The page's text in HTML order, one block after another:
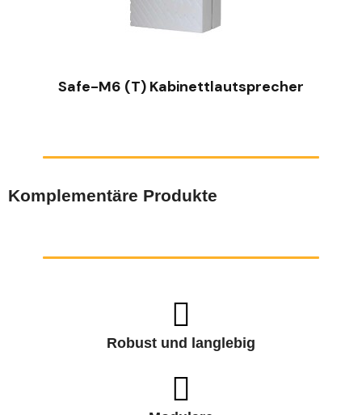
Safe-M6 (T) Kabinettlautsprecher
Komplementäre Produkte
Robust und langlebig